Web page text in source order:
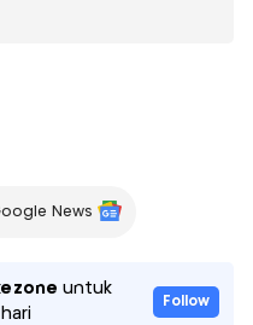
News
untuk
Follow